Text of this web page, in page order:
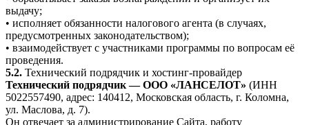
выдачу;
• исполняет обязанности налогового агента (в случаях,
предусмотренных законодательством);
• взаимодействует с участниками программы по вопросам её
проведения.
5.2. Технический подрядчик и хостинг-провайдер
Технический подрядчик — ООО «ЛАНСЕЛОТ» (ИНН
5022557490, адрес: 140412, Московская область, г. Коломна,
ул. Маслова, д. 7).
Он отвечает за администрирование Сайта, работу